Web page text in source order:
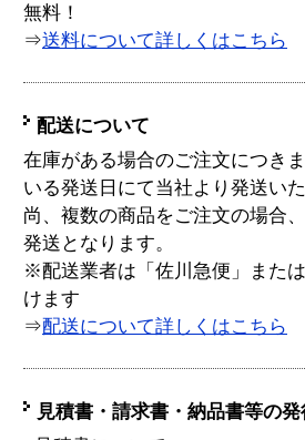
無料！
⇒送料について詳しくはこちら
配送について
在庫がある場合のご注文につき
いる発送日にて当社より発送い
尚、複数の商品をご注文の場合
発送となります。
※配送業者は「佐川急便」また
けます
⇒配送について詳しくはこちら
見積書・請求書・納品書等の